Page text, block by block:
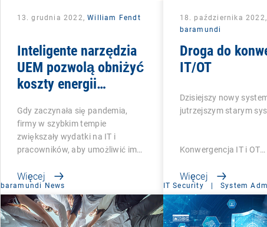
13. grudnia 2022,William Fendt
Inteligente narzędzia
UEM pozwolą obniżyć
koszty energii
przedsiębiorstwach
Gdy zaczynała się pandemia,
firmy w szybkim tempie
zwiększały wydatki na IT i
pracowników, aby umożliwić im…
Więcej
18. października 2022,
baramundi
Droga do
IT/OT
Dzisiejszy nowy
jutrzejszym starym
Konwergencja IT i OT…
Więcej
baramundi News IT Security | System